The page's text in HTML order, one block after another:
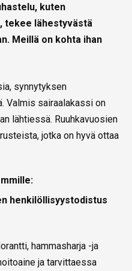
kuten
tekee lähestyvästä
Meillä on kohta ihan
synnytyksen
Valmis sairaalakassi on
lähtiessä. Ruuhkavuosien
jotka on hyvä ottaa
henkilöllisyystodistus
hammasharja -ja
ja tarvittaessa